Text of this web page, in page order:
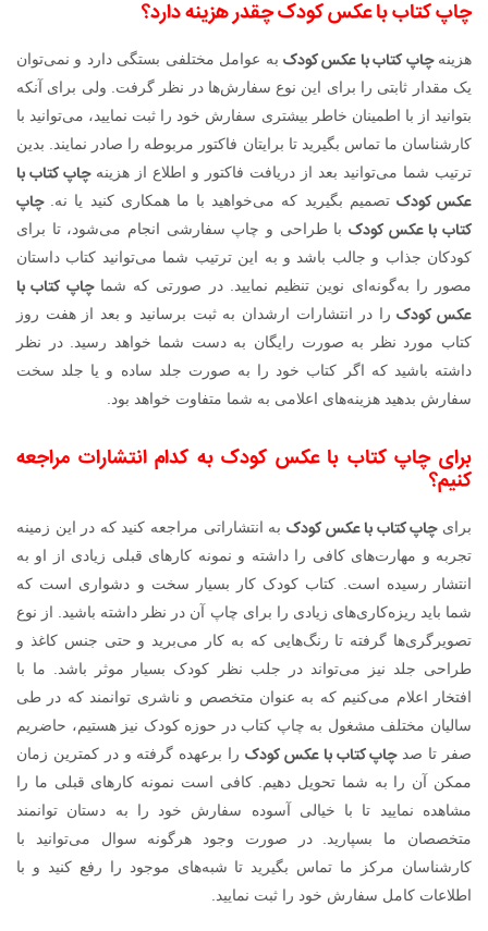
چاپ کتاب با عکس کودک چقدر هزینه دارد؟
هزینهچاپ کتاب با عکس کودک به عوامل مختلفی بستگی دارد و نمی‌توان
یک مقدار ثابتی را برای این نوع سفارش‌ها در نظر گرفت. ولی برای آنکه
بتوانید از با اطمینان خاطر بیشتری سفارش خود را ثبت نمایید، می‌توانید با
کارشناسان ما تماس بگیرید تا برایتان فاکتور مربوطه را صادر نمایند. بدین
ترتیب شما می‌توانید بعد از دریافت فاکتور و اطلاع از هزینهچاپ کتاب با
عکس کودک تصمیم بگیرید که می‌خواهید با ما همکاری کنید یا نه.چاپ
کتاب با عکس کودک با طراحی و چاپ سفارشی انجام می‌شود، تا برای
کودکان جذاب و جالب باشد و به این ترتیب شما می‌توانید کتاب داستان
مصور را به‌گونه‌ای نوین تنظیم نمایید. در صورتی که شماچاپ کتاب با
عکس کودکرا در انتشارات ارشدان به ثبت برسانید و بعد از هفت روز
کتاب مورد نظر به صورت رایگان به دست شما خواهد رسید. در نظر
داشته باشید که اگر کتاب خود را به صورت جلد ساده و یا جلد سخت
سفارش بدهید هزینه‌های اعلامی به شما متفاوت خواهد بود.
برای چاپ کتاب با عکس کودک به کدام انتشارات مراجعه
کنیم؟
برایچاپ کتاب با عکس کودک به انتشاراتی مراجعه کنید که در این زمینه
تجربه و مهارت‌های کافی را داشته و نمونه کارهای قبلی زیادی از او به
انتشار رسیده است. کتاب کودک کار بسیار سخت و دشواری است که
شما باید ریزه‌کاری‌های زیادی را برای چاپ آن در نظر داشته باشید. از نوع
تصویرگری‌ها گرفته تا رنگ‌هایی که به کار می‌برید و حتی جنس کاغذ و
طراحی جلد نیز می‌تواند در جلب نظر کودک بسیار موثر باشد. ما با
افتخار اعلام می‌کنیم که به عنوان متخصص و ناشری توانمند که در طی
سالیان مختلف مشغول به چاپ کتاب در حوزه کودک نیز هستیم، حاضریم
صفر تا صدچاپ کتاب با عکس کودک را برعهده گرفته و در کمترین زمان
ممکن آن را به شما تحویل دهیم. کافی است نمونه کارهای قبلی ما را
مشاهده نمایید تا با خیالی آسوده سفارش خود را به دستان توانمند
متخصصان ما بسپارید. در صورت وجود هرگونه سوال می‌توانید با
کارشناسان مرکز ما تماس بگیرید تا شبه‌های موجود را رفع کنید و با
اطلاعات کامل سفارش خود را ثبت نمایید.